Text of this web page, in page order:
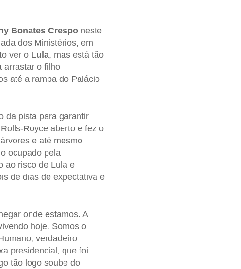
Bonates Cresponeste
dos Ministérios, em
ver o Lula, mas está tão
arrastar o filho
até a rampa do Palácio
da pista para garantir
Royce aberto e fez o
e até mesmo
ocupado pela
ao risco de Lula e
de dias de expectativa e
onde estamos. A
hoje. Somos o
verdadeiro
presidencial, que foi
tão logo soube do